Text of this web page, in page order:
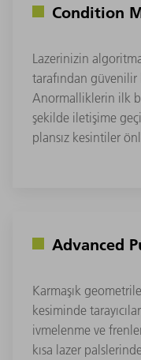
Condition
Lazerinizin
tarafından
Anormalliklerin ilk
şekilde iletişime
plansız kesintiler
Advanced
Karmaşık
kesiminde
ivmelenme ve
kısa lazer